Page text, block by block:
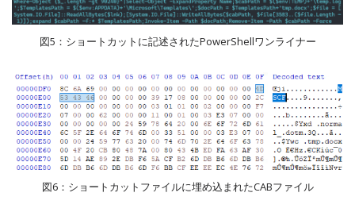
図5：ショートカットに記述されたPowerShellワンライナー
図6：ショートカットファイルに埋め込まれたCABファイル